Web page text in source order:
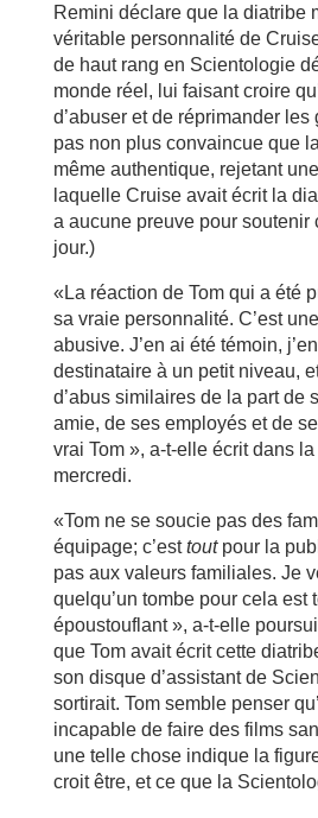
Remini déclare que la diatribe
véritable personnalité de
de haut rang en Scientologie
monde réel, lui faisant croire
d’abuser et de réprimander les
pas non plus convaincue que
même authentique, rejetant
laquelle Cruise avait écrit la
a aucune preuve pour soutenir
jour.)
«La réaction de Tom qui a été
sa vraie personnalité. C’est
abusive. J’en ai été témoin,
destinataire à un petit niveau,
d’abus similaires de la part de
amie, de ses employés et de
vrai Tom », a-t-elle écrit dans
mercredi.
«Tom ne se soucie pas des
équipage; c’esttoutpour la
pas aux valeurs familiales. Je
quelqu’un tombe pour cela est
époustouflant », a-t-elle
que Tom avait écrit cette
son disque d’assistant de
sortirait. Tom semble penser
incapable de faire des films
une telle chose indique la
croit être, et ce que la